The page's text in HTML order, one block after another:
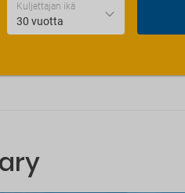
Kuljettajan ikä
30 vuotta